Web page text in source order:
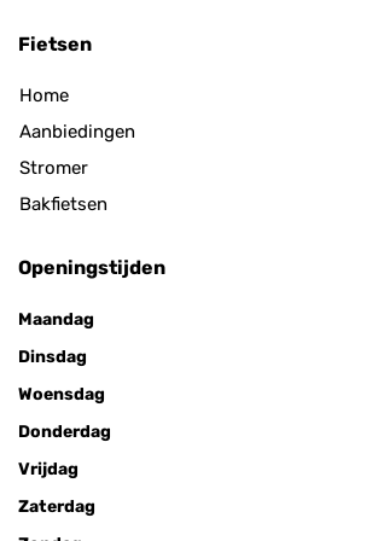
Fietsen
Home
Aanbiedingen
Stromer
Bakfietsen
Openingstijden
Maandag
Dinsdag
Woensdag
Donderdag
Vrijdag
Zaterdag